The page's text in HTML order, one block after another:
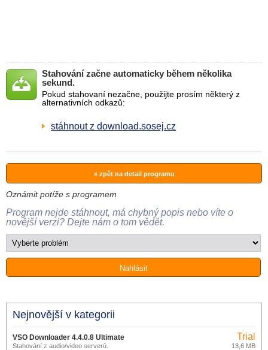
Stahování začne automaticky během několika
sekund.
Pokud stahovaní nezačne, použijte prosím některý z
alternativních odkazů:
stáhnout z download.sosej.cz
» zpět na detail programu
Oznámit potíže s programem
Program nejde stáhnout, má chybný popis nebo víte o
novější verzi? Dejte nám o tom vědět.
Nejnovější v kategorii
VSO Downloader 4.4.0.8 Ultimate
Stahování z audio/video serverů.
Trial
13,6 MB